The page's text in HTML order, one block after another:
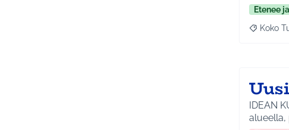
Etenee
Rajaa
Koko
IDEAN
alueella,